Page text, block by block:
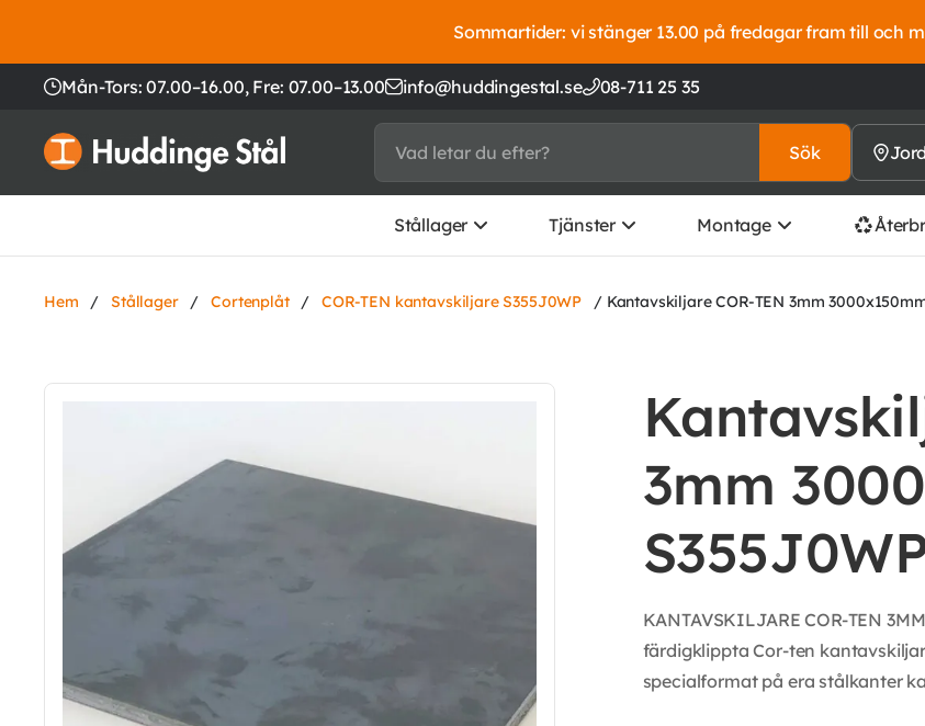
Sommartider: vi stänger 13.00 på fredagar fram till och
Mån-Tors: 07.00–16.00, Fre: 07.00–13.00 info@huddingestal.se 08-711 25 35
Sök
Stållager Tjänster Montage
Hem / Stållager / Cortenplåt / COR-TEN kantavskiljare S355J0WP / Kantavskiljare COR-TEN 3mm
3mm
KANTAVSKILJARE COR-TEN
färdigklippta Cor-ten
specialformat på era stålkanter